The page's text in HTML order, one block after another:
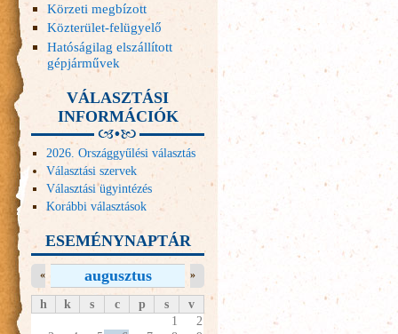
Körzeti megbízott
Közterület-felügyelő
Hatóságilag elszállított
gépjárművek
VÁLASZTÁSI
INFORMÁCIÓK
2026. Országgyűlési választás
Választási szervek
Választási ügyintézés
Korábbi választások
ESEMÉNYNAPTÁR
augusztus
« »
h k s c p s
v
1
2